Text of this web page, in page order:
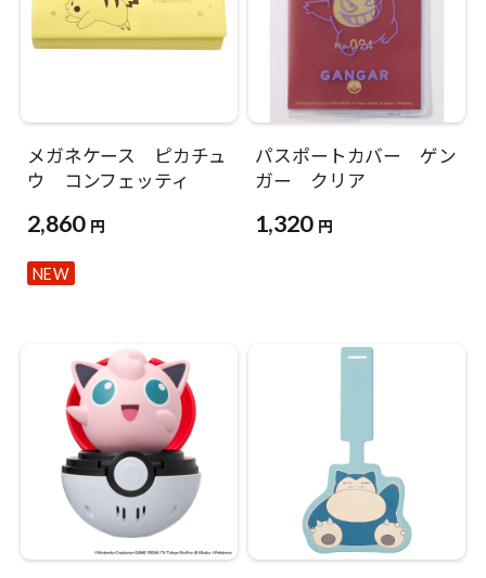
メガネケース ピカチュ
ウ コンフェッティ
2,860 円
NEW
パスポートカバー ゲン
ガー クリア
1,320 円